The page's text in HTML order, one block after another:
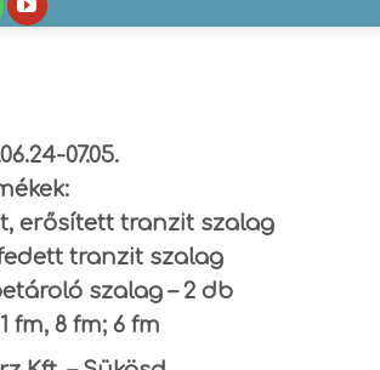
07.05.
erősített tranzit szalag
fedett tranzit szalag
szalag – 2 db
fm, 8 fm; 6 fm